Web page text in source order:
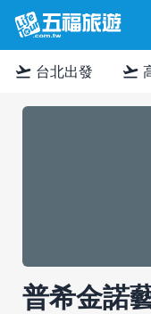
flight_takeoff 台北出發 flight_takeoff
普希金諾